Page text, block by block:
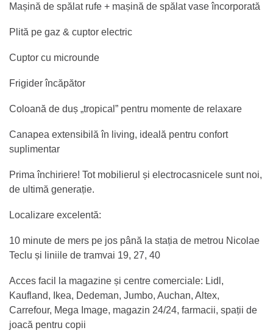
Mașină de spălat rufe + mașină de spălat vase încorporată
Plită pe gaz & cuptor electric
Cuptor cu microunde
Frigider încăpător
Coloană de duș „tropical” pentru momente de relaxare
Canapea extensibilă în living, ideală pentru confort
suplimentar
Prima închiriere! Tot mobilierul și electrocasnicele sunt noi,
de ultimă generație.
Localizare excelentă:
10 minute de mers pe jos până la stația de metrou Nicolae
Teclu și liniile de tramvai 19, 27, 40
Acces facil la magazine și centre comerciale: Lidl,
Kaufland, Ikea, Dedeman, Jumbo, Auchan, Altex,
Carrefour, Mega Image, magazin 24/24, farmacii, spații de
joacă pentru copii